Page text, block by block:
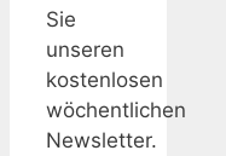
Sie
unseren
kostenlosen
wöchentlichen
Newsletter.